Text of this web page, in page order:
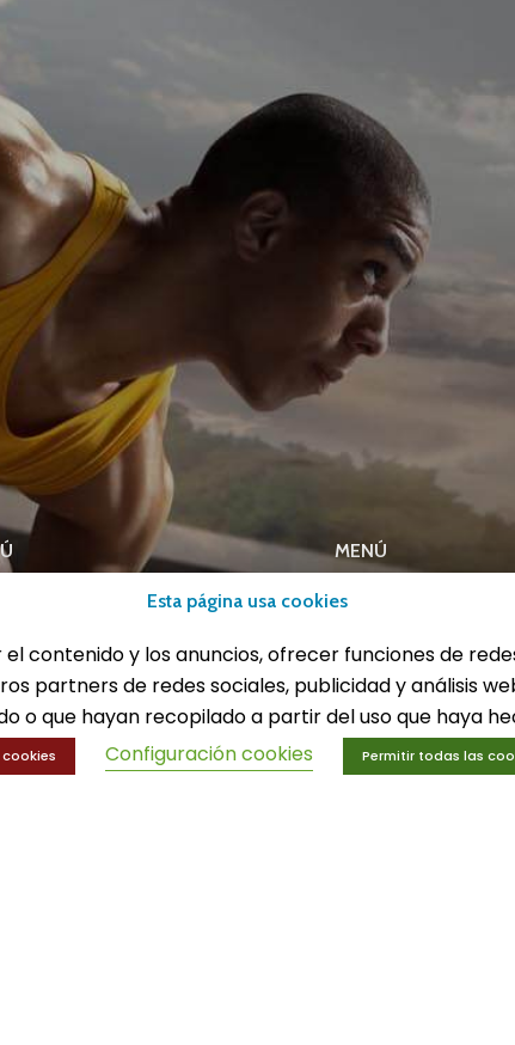
física
y educación física
MENÚ
Equipamiento
Innovaciones
Ofertas
Trofeos y medallas
Esta página usa cookies
contenido y los anuncios, ofrecer funciones de
partners de redes sociales, publicidad y análisis
o que hayan recopilado a partir del uso que haya
Configuración cookies Permitir todas las